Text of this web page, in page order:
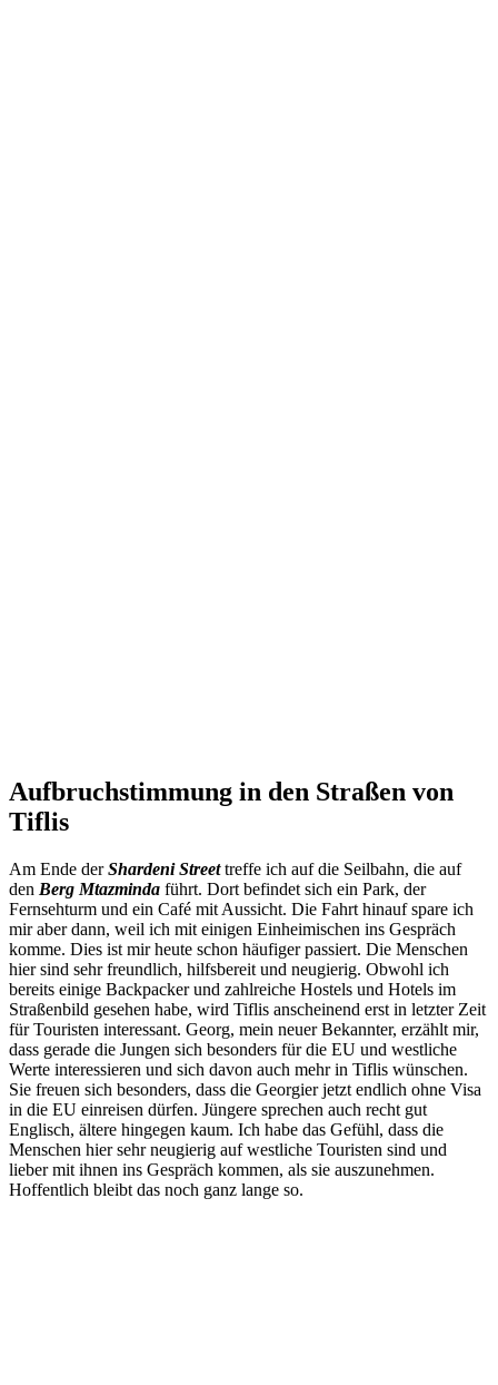
Aufbruchstimmung in den Straßen von
Tiflis
Am Ende derShardeni Streettreffe ich auf die Seilbahn, die auf
den Berg Mtazminda führt. Dort befindet sich ein Park, der
Fernsehturm und ein Café mit Aussicht. Die Fahrt hinauf spare ich
mir aber dann, weil ich mit einigen Einheimischen ins Gespräch
komme. Dies ist mir heute schon häufiger passiert. Die Menschen
hier sind sehr freundlich, hilfsbereit und neugierig. Obwohl ich
bereits einige Backpacker und zahlreiche Hostels und Hotels im
Straßenbild gesehen habe, wird Tiflis anscheinend erst in letzter Zeit
für Touristen interessant. Georg, mein neuer Bekannter, erzählt mir,
dass gerade die Jungen sich besonders für die EU und westliche
Werte interessieren und sich davon auch mehr in Tiflis wünschen.
Sie freuen sich besonders, dass die Georgier jetzt endlich ohne Visa
in die EU einreisen dürfen. Jüngere sprechen auch recht gut
Englisch, ältere hingegen kaum. Ich habe das Gefühl, dass die
Menschen hier sehr neugierig auf westliche Touristen sind und
lieber mit ihnen ins Gespräch kommen, als sie auszunehmen.
Hoffentlich bleibt das noch ganz lange so.